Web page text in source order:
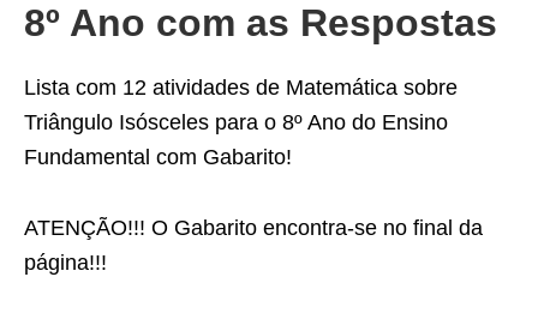
8º Ano com as Respostas
Lista com 12 atividades de Matemática sobre
Triângulo Isósceles para o 8º Ano do Ensino
Fundamental com Gabarito!
ATENÇÃO!!! O Gabarito encontra-se no final da
página!!!